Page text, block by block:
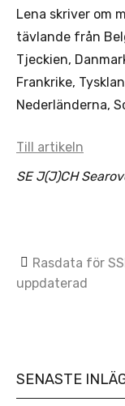
Lena skriver om
tävlande från
Tjeckien,
Frankrike,
Nederländerna,
Till artikeln
SE J(J)CH
Post
navigation
Rasdata för
uppdaterad
SENASTE